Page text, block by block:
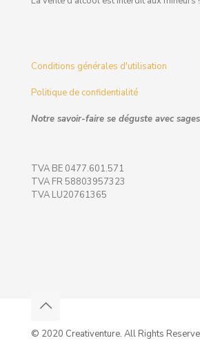
Conditions générales d'utilisation
Politique de confidentialité
Notre savoir-faire se déguste avec
TVA BE 0477.601.571
TVA FR 58803957323
TVA LU20761365
© 2020 Creativenture. All Rights